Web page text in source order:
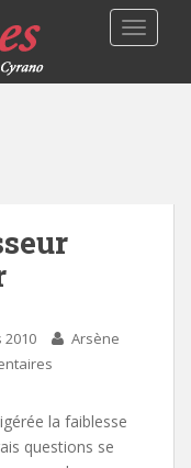
2010
Arsène
la faiblesse
questions se